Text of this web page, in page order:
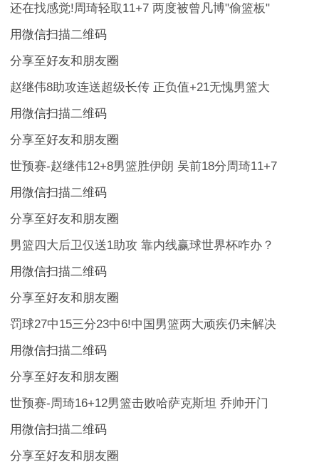
还在找感觉!周琦轻取11+7 两度被曾凡博"偷篮板"
用微信扫描二维码
分享至好友和朋友圈
赵继伟8助攻连送超级长传 正负值+21无愧男篮大
用微信扫描二维码
分享至好友和朋友圈
世预赛-赵继伟12+8男篮胜伊朗 吴前18分周琦11+7
用微信扫描二维码
分享至好友和朋友圈
男篮四大后卫仅送1助攻 靠内线赢球世界杯咋办？
用微信扫描二维码
分享至好友和朋友圈
罚球27中15三分23中6!中国男篮两大顽疾仍未解决
用微信扫描二维码
分享至好友和朋友圈
世预赛-周琦16+12男篮击败哈萨克斯坦 乔帅开门
用微信扫描二维码
分享至好友和朋友圈